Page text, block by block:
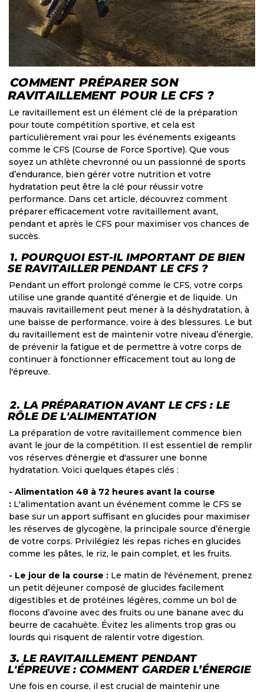
COMMENT PRÉPARER SON
RAVITAILLEMENT POUR LE CFS ?
Le ravitaillement est un élément clé de la préparation
pour toute compétition sportive, et cela est
particulièrement vrai pour les événements exigeants
comme le CFS (Course de Force Sportive). Que vous
soyez un athlète chevronné ou un passionné de sports
d’endurance, bien gérer votre nutrition et votre
hydratation peut être la clé pour réussir votre
performance. Dans cet article, découvrez comment
préparer efficacement votre ravitaillement avant,
pendant et après le CFS pour maximiser vos chances de
succès.
1. POURQUOI EST-IL IMPORTANT DE BIEN
SE RAVITAILLER PENDANT LE CFS ?
Pendant un effort prolongé comme le CFS, votre corps
utilise une grande quantité d’énergie et de liquide. Un
mauvais ravitaillement peut mener à la déshydratation, à
une baisse de performance, voire à des blessures. Le but
du ravitaillement est de maintenir votre niveau d’énergie,
de prévenir la fatigue et de permettre à votre corps de
continuer à fonctionner efficacement tout au long de
l'épreuve.
2. LA PRÉPARATION AVANT LE CFS : LE
RÔLE DE L'ALIMENTATION
La préparation de votre ravitaillement commence bien
avant le jour de la compétition. Il est essentiel de remplir
vos réserves d'énergie et d'assurer une bonne
hydratation. Voici quelques étapes clés :
- Alimentation 48 à 72 heures avant la course
: L'alimentation avant un événement comme le CFS se
base sur un apport suffisant en glucides pour maximiser
les réserves de glycogène, la principale source d’énergie
de votre corps. Privilégiez les repas riches en glucides
comme les pâtes, le riz, le pain complet, et les fruits.
- Le jour de la course : Le matin de l'événement, prenez
un petit déjeuner composé de glucides facilement
digestibles et de protéines légères, comme un bol de
flocons d’avoine avec des fruits ou une banane avec du
beurre de cacahuète. Évitez les aliments trop gras ou
lourds qui risquent de ralentir votre digestion.
3. LE RAVITAILLEMENT PENDANT
L'ÉPREUVE : COMMENT GARDER L’ÉNERGIE
Une fois en course, il est crucial de maintenir une